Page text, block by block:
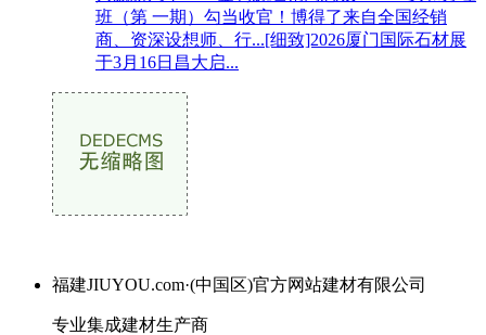
班（第 一期）勾当收官！博得了来自全国经销
商、资深设想师、行...[细致]2026厦门国际石材展
于3月16日昌大启...
福建JIUYOU.com·(中国区)官方网站建材有限公司
专业集成建材生产商